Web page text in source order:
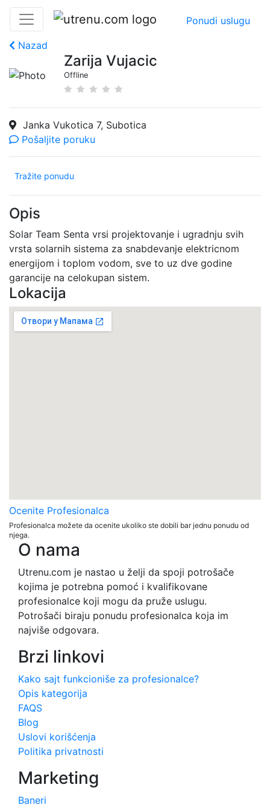
Ponudi uslugu
Nazad
Zarija Vujacic
Offline
Janka Vukotica 7, Subotica
Pošaljite poruku
Tražite ponudu
Opis
Solar Team Senta vrsi projektovanje i ugradnju svih
vrsta solarnih sistema za snabdevanje elektricnom
energijom i toplom vodom, sve to uz dve godine
garancije na celokupan sistem.
Lokacija
Ocenite Profesionalca
Profesionalca možete da ocenite ukoliko ste dobili bar jednu ponudu od
njega.
O nama
Utrenu.com je nastao u želji da spoji potrošače
kojima je potrebna pomoć i kvalifikovane
profesionalce koji mogu da pruže uslugu.
Potrošači biraju ponudu profesionalca koja im
najviše odgovara.
Brzi linkovi
Kako sajt funkcioniše za profesionalce?
Opis kategorija
FAQS
Blog
Uslovi korišćenja
Politika privatnosti
Marketing
Baneri